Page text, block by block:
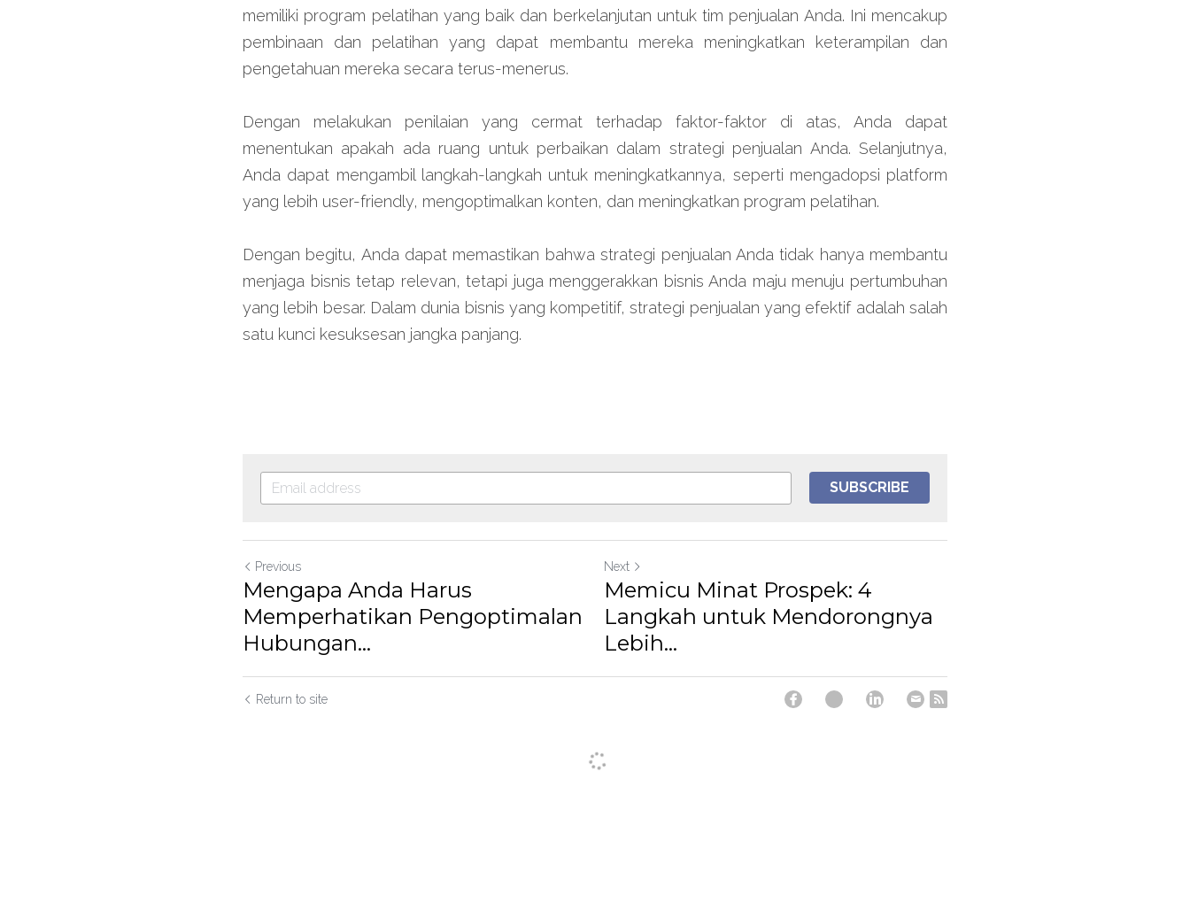
memiliki program pelatihan yang baik dan berkelanjutan untuk tim penjualan Anda. Ini mencakup
pembinaan dan pelatihan yang dapat membantu mereka meningkatkan keterampilan dan
pengetahuan mereka secara terus-menerus.
Dengan melakukan penilaian yang cermat terhadap faktor-faktor di atas, Anda dapat
menentukan apakah ada ruang untuk perbaikan dalam strategi penjualan Anda. Selanjutnya,
Anda dapat mengambil langkah-langkah untuk meningkatkannya, seperti mengadopsi platform
yang lebih user-friendly, mengoptimalkan konten, dan meningkatkan program pelatihan.
Dengan begitu, Anda dapat memastikan bahwa strategi penjualan Anda tidak hanya membantu
menjaga bisnis tetap relevan, tetapi juga menggerakkan bisnis Anda maju menuju pertumbuhan
yang lebih besar. Dalam dunia bisnis yang kompetitif, strategi penjualan yang efektif adalah salah
satu kunci kesuksesan jangka panjang.
SUBSCRIBE
Previous
Mengapa Anda Harus
Memperhatikan Pengoptimalan
Hubungan...
Next
Memicu Minat Prospek: 4
Langkah untuk Mendorongnya
Lebih...
Return to site